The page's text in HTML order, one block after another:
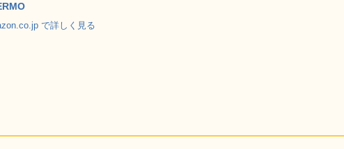
で詳しく見る